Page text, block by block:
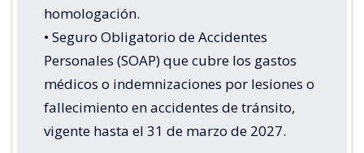
homologación.
• Seguro Obligatorio de Accidentes
Personales (SOAP) que cubre los gastos
médicos o indemnizaciones por lesiones o
fallecimiento en accidentes de tránsito,
vigente hasta el 31 de marzo de 2027.